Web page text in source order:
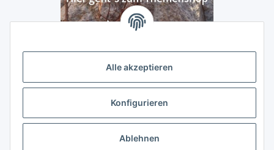
Alle akzeptieren
Konfigurieren
Ablehnen